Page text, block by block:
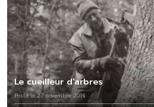
Le cueilleur d'arbres
Posté le 27 novembre 2014